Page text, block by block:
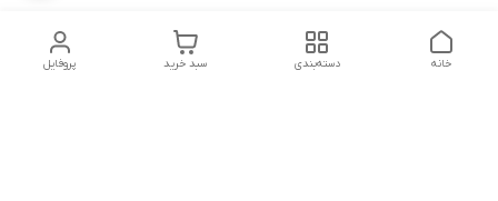
پروفایل سبد خرید دسته‌بندی خانه